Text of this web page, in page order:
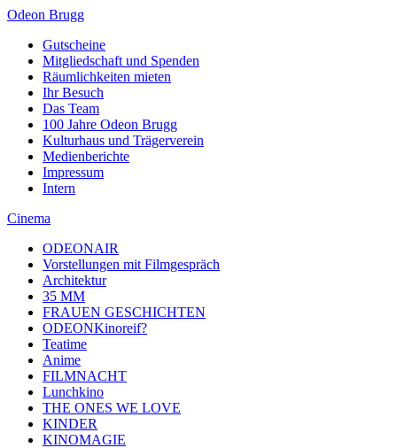
Odeon Brugg
Gutscheine
Mitgliedschaft und Spenden
Räumlichkeiten mieten
Ihr Besuch
Das Team
100 Jahre Odeon Brugg
Kulturhaus und Trägerverein
Medienberichte
Impressum
Intern
Cinema
ODEONAIR
Vorstellungen mit Filmgespräch
Architektur
35 MM
FRAUEN GESCHICHTEN
ODEONKinoreif?
Teatime
Anime
FILMNACHT
Lunchkino
THE ONES WE LOVE
KINDER
KINOMAGIE